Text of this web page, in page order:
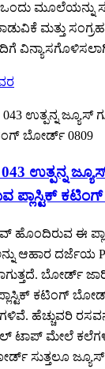
ಮೂಲೆಯನ್ನು
ಮತ್ತು
ಉತ್ಪನ್ನ
ಪ್ಲಾಸ್ಟಿಕ್
ಹೊಂದಿರುವ ಈ
ಆಹಾರ ದರ್ಜೆಯ
ಬೋರ್ಡ್
ಕಟಿಂಗ್
ಹೆಚ್ಚುವರಿ
ಟಾಪ್ ಮೇಲೆ
ಸುತ್ತಲೂ